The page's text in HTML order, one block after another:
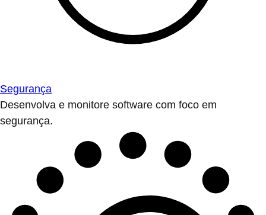
Segurança
Desenvolva e monitore software com foco em
segurança.